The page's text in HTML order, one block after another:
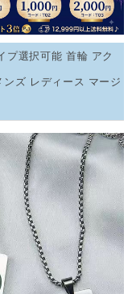
プ選択可能 首輪 アク
ズ レディース マージ